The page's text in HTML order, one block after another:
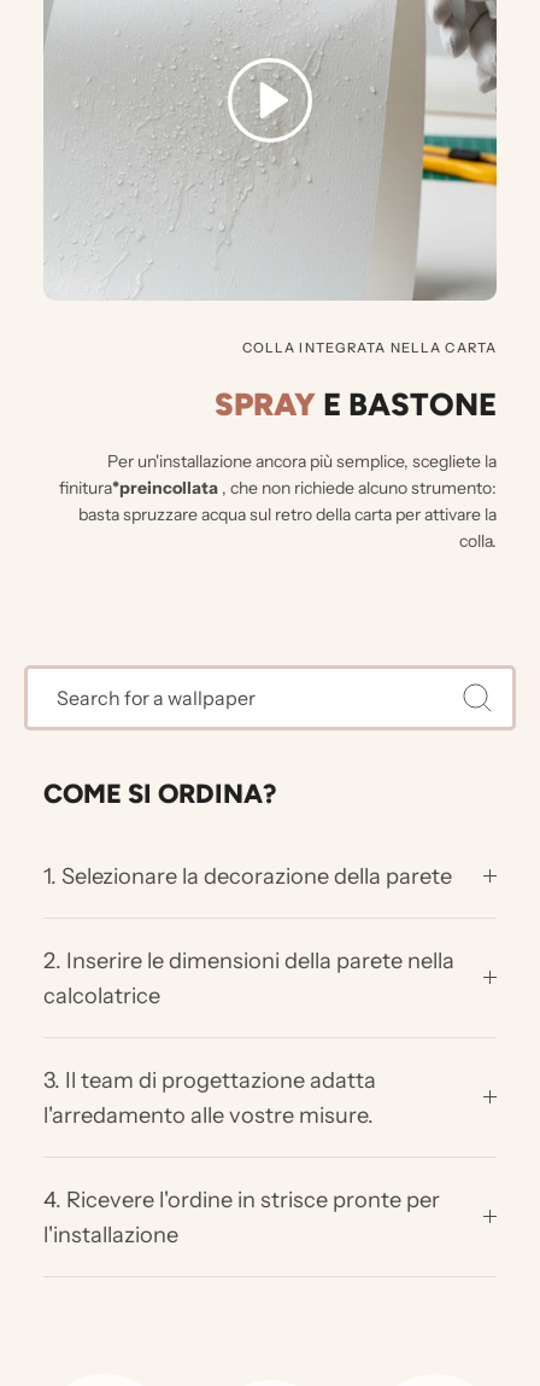
COLLA INTEGRATA NELLA CARTA
SPRAY E BASTONE
Per un'installazione ancora più semplice, scegliete la
finitura*preincollata , che non richiede alcuno strumento:
basta spruzzare acqua sul retro della carta per attivare la
colla.
COME SI ORDINA?
1. Selezionare la decorazione della parete
2. Inserire le dimensioni della parete nella
calcolatrice
3. Il team di progettazione adatta
l'arredamento alle vostre misure.
4. Ricevere l'ordine in strisce pronte per
l'installazione